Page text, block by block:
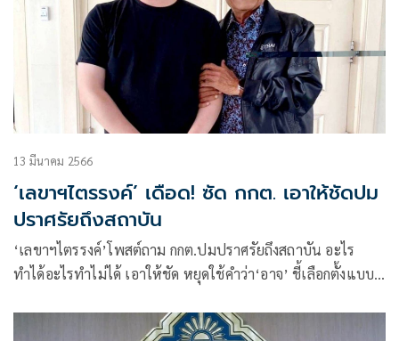
13 มีนาคม 2566
‘เลขาฯไตรรงค์’ เดือด! ซัด กกต. เอาให้ชัดปม
ปราศรัยถึงสถาบัน
‘เลขาฯไตรรงค์’โพสต์ถาม กกต.ปมปราศรัยถึงสถาบัน อะไร
ทำได้อะไรทำไม่ได้ เอาให้ชัด หยุดใช้คำว่า‘อาจ’ ชี้เลือกตั้งแบบ